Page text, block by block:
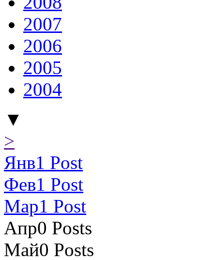
2007
2006
2005
2004
▼
>
Янв1 Post
Фев1 Post
Мар1 Post
Апр0 Posts
Май0 Posts